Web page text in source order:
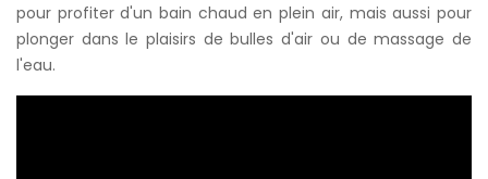
pour profiter d'un bain chaud en plein air, mais aussi pour
plonger dans le plaisirs de bulles d'air ou de massage de
l'eau.